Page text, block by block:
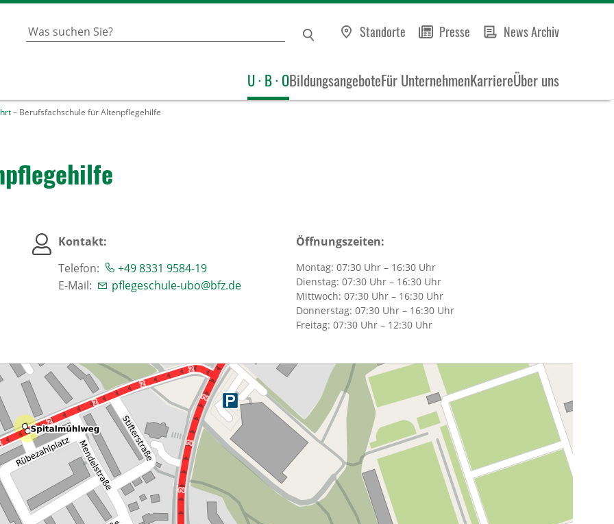
Standorte Presse News Archiv
U · B · OBildungsangeboteFür UnternehmenKarriereÜber uns
– Berufsfachschule für Altenpflegehilfe
Kontakt:
Telefon:
+49 8331 9584-19
E-Mail:
pflegeschule-ubo@bfz.de
Öffnungszeiten:
Montag: 07:30 Uhr – 16:30 Uhr
Dienstag: 07:30 Uhr – 16:30 Uhr
Mittwoch: 07:30 Uhr – 16:30 Uhr
Donnerstag: 07:30 Uhr – 16:30 Uhr
Freitag: 07:30 Uhr – 12:30 Uhr